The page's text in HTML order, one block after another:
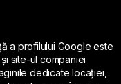
a profilului Google este
site-ul companiei
dedicate locației,